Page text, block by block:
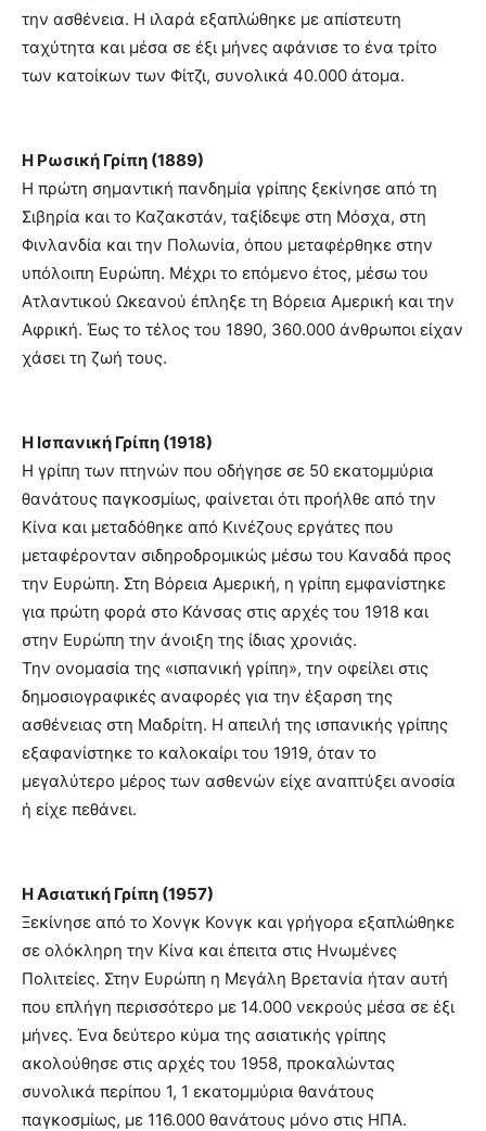
την ασθένεια. Η ιλαρά εξαπλώθηκε με απίστευτη
ταχύτητα και μέσα σε έξι μήνες αφάνισε το ένα τρίτο
των κατοίκων των Φίτζι, συνολικά 40.000 άτομα.
Η Ρωσική Γρίπη (1889)
Η πρώτη σημαντική πανδημία γρίπης ξεκίνησε από τη
Σιβηρία και το Καζακστάν, ταξίδεψε στη Μόσχα, στη
Φινλανδία και την Πολωνία, όπου μεταφέρθηκε στην
υπόλοιπη Ευρώπη. Μέχρι το επόμενο έτος, μέσω του
Ατλαντικού Ωκεανού έπληξε τη Βόρεια Αμερική και την
Αφρική. Έως το τέλος του 1890, 360.000 άνθρωποι είχαν
χάσει τη ζωή τους.
Η Ισπανική Γρίπη (1918)
Η γρίπη των πτηνών που οδήγησε σε 50 εκατομμύρια
θανάτους παγκοσμίως, φαίνεται ότι προήλθε από την
Κίνα και μεταδόθηκε από Κινέζους εργάτες που
μεταφέρονταν σιδηροδρομικώς μέσω του Καναδά προς
την Ευρώπη. Στη Βόρεια Αμερική, η γρίπη εμφανίστηκε
για πρώτη φορά στο Κάνσας στις αρχές του 1918 και
στην Ευρώπη την άνοιξη της ίδιας χρονιάς.
Την ονομασία της «ισπανική γρίπη», την οφείλει στις
δημοσιογραφικές αναφορές για την έξαρση της
ασθένειας στη Μαδρίτη. Η απειλή της ισπανικής γρίπης
εξαφανίστηκε το καλοκαίρι του 1919, όταν το
μεγαλύτερο μέρος των ασθενών είχε αναπτύξει ανοσία
ή είχε πεθάνει.
Η Ασιατική Γρίπη (1957)
Ξεκίνησε από το Χονγκ Κονγκ και γρήγορα εξαπλώθηκε
σε ολόκληρη την Κίνα και έπειτα στις Ηνωμένες
Πολιτείες. Στην Ευρώπη η Μεγάλη Βρετανία ήταν αυτή
που επλήγη περισσότερο με 14.000 νεκρούς μέσα σε έξι
μήνες. Ένα δεύτερο κύμα της ασιατικής γρίπης
ακολούθησε στις αρχές του 1958, προκαλώντας
συνολικά περίπου 1, 1 εκατομμύρια θανάτους
παγκοσμίως, με 116.000 θανάτους μόνο στις ΗΠΑ.